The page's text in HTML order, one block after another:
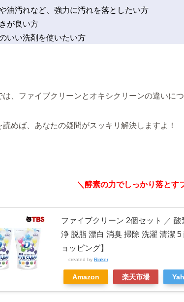
油汚れなど、強力に汚れを落としたい方
が良い方
いい洗剤を使いたい方
は、ファイブクリーンとオキシクリーンの違いに
読めば、あなたの疑問がスッキリ解決しますよ！
＼酵素の力でしっかり落とす
ファイブクリーン 2個セット ／
浄 脱脂 漂白 消臭 掃除 洗濯 清潔
ョッピング】
created by Rinker
Amazon 楽天市場